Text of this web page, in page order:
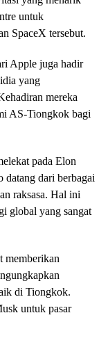
untuk
SpaceX tersebut.
Apple juga hadir
yang
mereka
AS-Tiongkok bagi
pada Elon
datang dari berbagai
raksasa. Hal ini
global yang sangat
memberikan
di Tiongkok.
untuk pasar